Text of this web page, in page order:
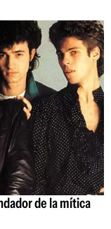
de la mítica